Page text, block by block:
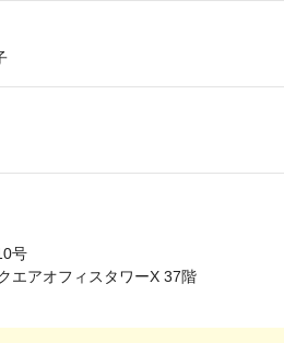
号
エアオフィスタワーX 37階